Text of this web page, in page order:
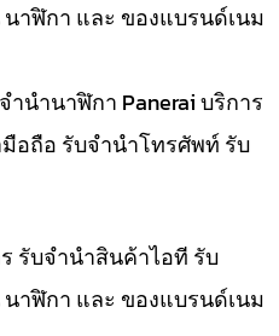
าฬิกา และ ของแบรนด์เนม
นำนาฬิกา Panerai บริการ
อถือ รับจำนำโทรศัพท์ รับ
รับจำนำสินค้าไอที รับ
าฬิกา และ ของแบรนด์เนม